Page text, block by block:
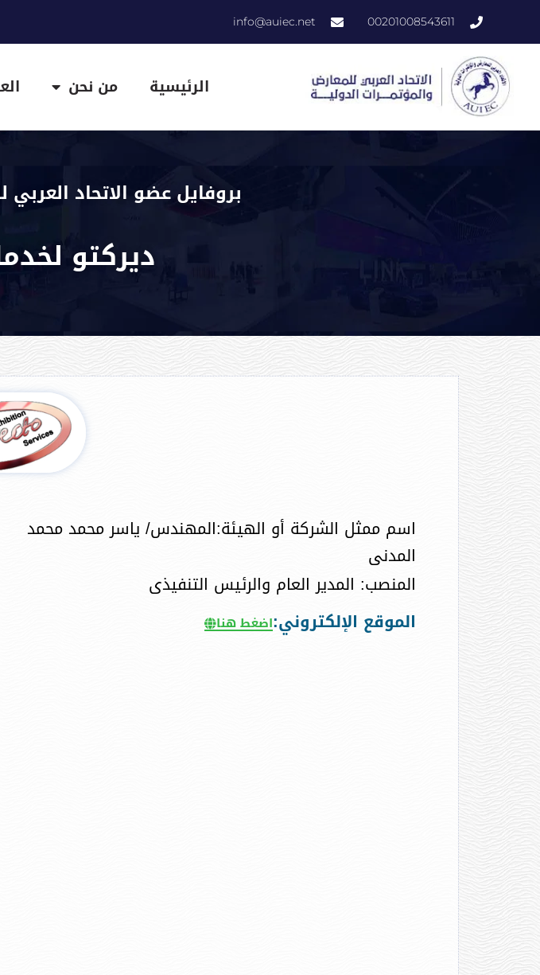
00201008543611
info@auiec.net
الرئيسية من نحن
بروفايل عضو الاتحاد
ديركتو
اسم ممثل الشركة أو الهيئة:المهندس/ ياسر محمد محمد
المدنى
المنصب: المدير العام والرئيس التنفيذى
الموقع الإلكتروني:اضغط هنا